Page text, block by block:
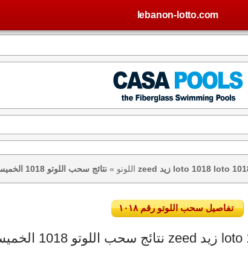
lebanon-lotto.com
اللوتو »
تفاصيل سحب اللوتو رقم ١٠١٨